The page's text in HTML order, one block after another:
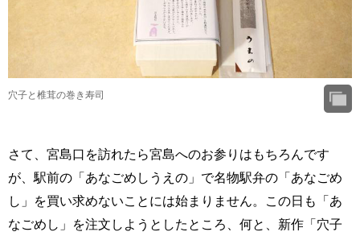
穴子と椎茸の巻き寿司
さて、宮島口を訪れたら宮島へのお参りはもちろんです
が、駅前の「あなごめしうえの」で名物駅弁の「あなごめ
し」を買い求めないことには始まりません。この日も「あ
なごめし」を注文しようとしたところ、何と、新作「穴子